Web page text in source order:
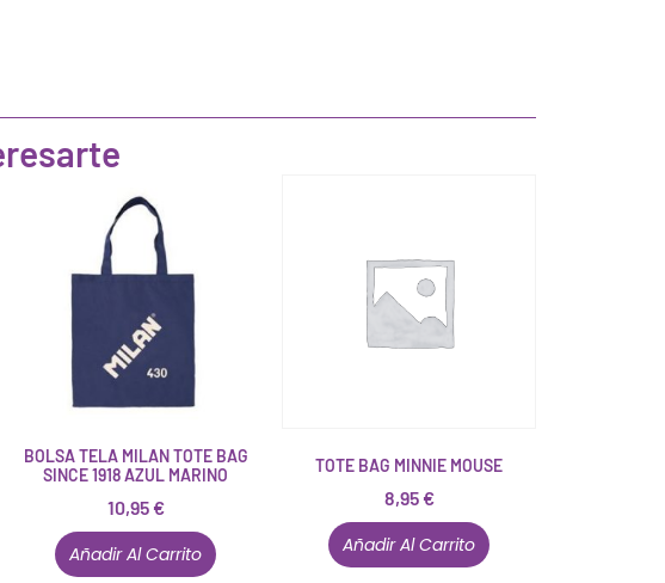
BOLSA TELA MILAN TOTE BAG
SINCE 1918 AZUL MARINO
10,95 €
Añadir Al Carrito
TOTE BAG MINNIE MOUSE
8,95 €
Añadir Al Carrito